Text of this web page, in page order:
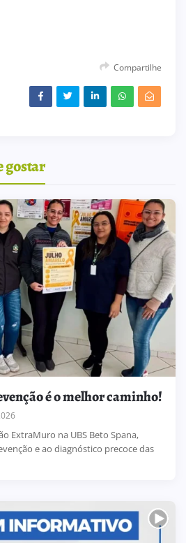
Compartilhe
gostar
é o melhor caminho!
ExtraMuro na UBS Beto Spana,
e ao diagnóstico precoce das